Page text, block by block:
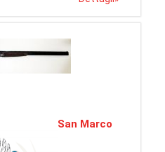
San Marco